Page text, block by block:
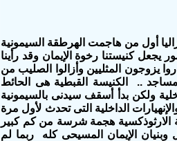
أول من هاجمت الهرطقة السيمونية
يجعل كنيستنا رخوة الإيمان وقد رأينا
يزوجون المثليين وأزالوا الصليب من
.. الكنيسة القبطية هى الحائط
ولكن بدأ أسقف سيدنى بالسيمونية
الداخلية التى تحدث لأول مرة
الارثوذكسية هجمة شرسة من كم كبير
الإيمان المسيحى كله ربما لم